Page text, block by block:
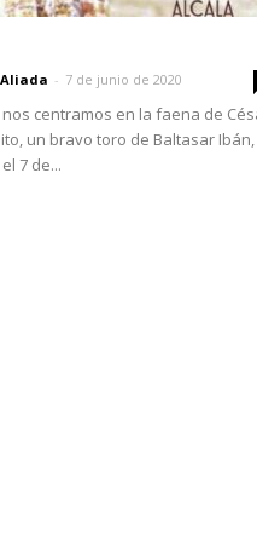
Aliada - 7 de junio de 2020
centramos en la faena de
un bravo toro de Baltasar Ibán,
7 de...